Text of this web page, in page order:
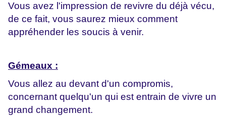
Vous avez l'impression de revivre du déjà vécu,
de ce fait, vous saurez mieux comment
appréhender les soucis à venir.
Gémeaux :
Vous allez au devant d'un compromis,
concernant quelqu'un qui est entrain de vivre un
grand changement.